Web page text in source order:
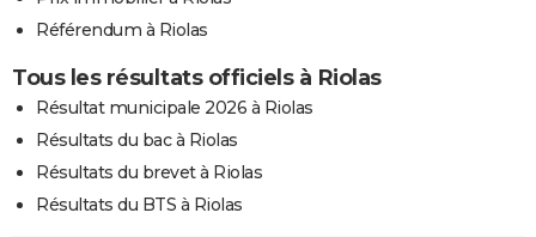
Référendum à Riolas
Tous les résultats officiels à Riolas
Résultat municipale 2026 à Riolas
Résultats du bac à Riolas
Résultats du brevet à Riolas
Résultats du BTS à Riolas